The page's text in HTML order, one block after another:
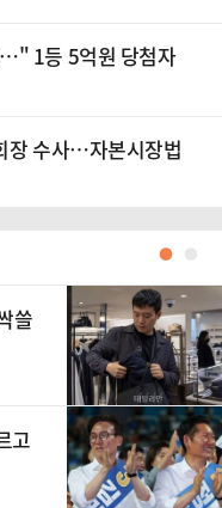
1등 5억원 당첨자
장 수사…자본시장법
●
쓸
고